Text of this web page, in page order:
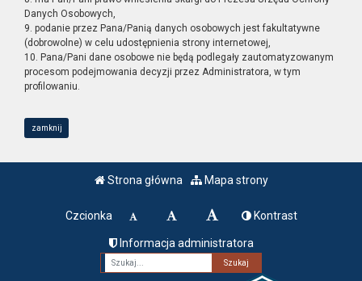
Danych Osobowych,
9. podanie przez Pana/Panią danych osobowych jest fakultatywne
(dobrowolne) w celu udostępnienia strony internetowej,
10. Pana/Pani dane osobowe nie będą podlegały zautomatyzowanym
procesom podejmowania decyzji przez Administratora, w tym
profilowaniu.
zamknij
Strona główna Mapa strony
Czcionka Kontrast
Informacja administratora
Fraza